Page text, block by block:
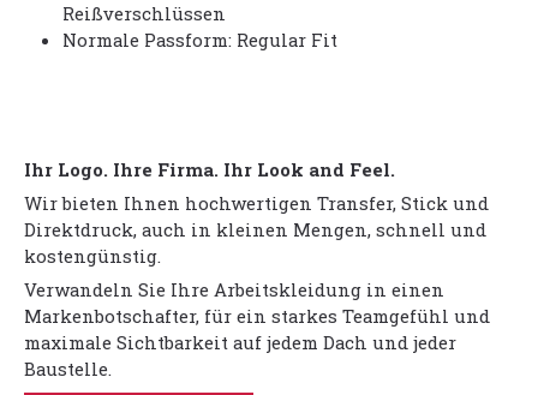
Reißverschlüssen
Normale Passform: Regular Fit
Ihr Logo. Ihre Firma. Ihr Look and Feel.
Wir bieten Ihnen hochwertigen Transfer, Stick und
Direktdruck, auch in kleinen Mengen, schnell und
kostengünstig.
Verwandeln Sie Ihre Arbeitskleidung in einen
Markenbotschafter, für ein starkes Teamgefühl und
maximale Sichtbarkeit auf jedem Dach und jeder
Baustelle.